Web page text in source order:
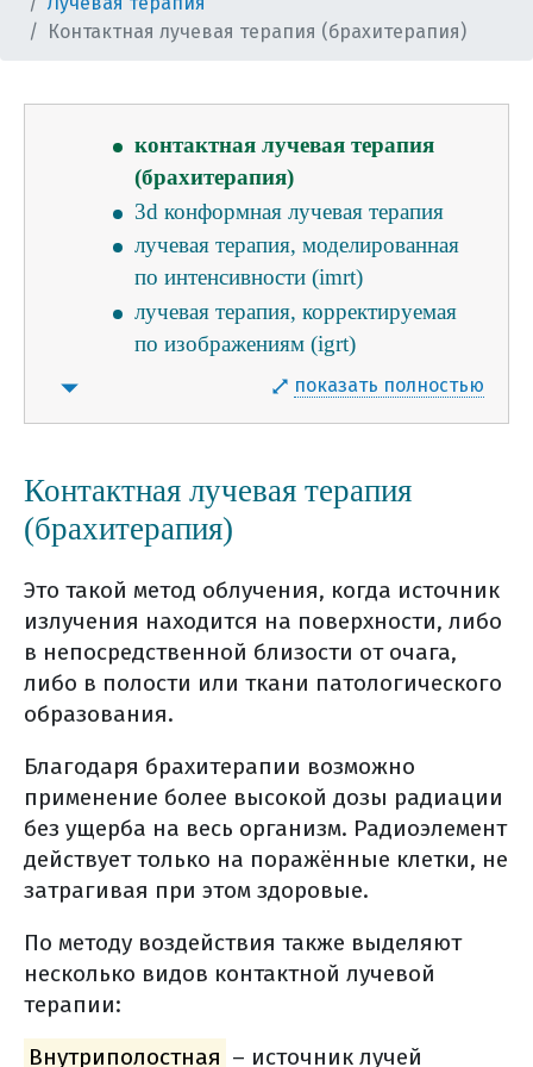
Контактная лучевая терапия (брахитерапия)
лучевая терапия (общая
информация)
дистанционная лучевая терапия
контактная лучевая терапия
(брахитерапия)
3d конформная лучевая терапия
лучевая терапия, моделированная
по интенсивности (imrt)
лучевая терапия, корректируемая
по изображениям (igrt)
стереотаксическая радиохирургия
частые побочные эффекты лучевой
терапии
питание на фоне лучевой терапии
химиотерапия / таргетная терапия
рака поджелудочной железы
схемы химиотерапии
таргетная терапия
химиотерапия/таргетная терапия
(общая информация)
цель лекарственной терапии
что такое схема химиотерапии?
внутривенное введение
другие способы получения
системной химиотерапии
что может стать мишенью для тт?
показать полностью
Контактная лучевая терапия
(брахитерапия)
Это такой метод облучения, когда источник
излучения находится на поверхности, либо
в непосредственной близости от очага,
либо в полости или ткани патологического
образования.
Благодаря брахитерапии возможно
применение более высокой дозы радиации
без ущерба на весь организм. Радиоэлемент
действует только на поражённые клетки, не
затрагивая при этом здоровые.
По методу воздействия также выделяют
несколько видов контактной лучевой
терапии:
Внутриполостная – источник лучей